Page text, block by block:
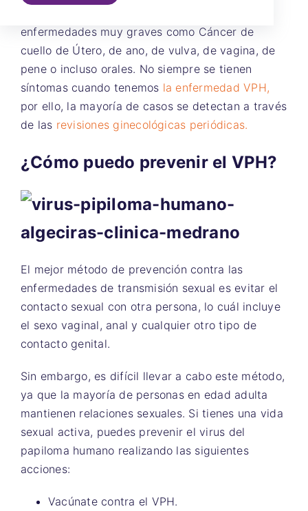
enfermedades muy graves como Cáncer de
cuello de Útero, de ano, de vulva, de vagina, de
pene o incluso orales. No siempre se tienen
síntomas cuando tenemos la enfermedad VPH,
por ello, la mayoría de casos se detectan a través
de las revisiones ginecológicas periódicas.
¿Cómo puedo prevenir el VPH?
El mejor método de prevención contra las
enfermedades de transmisión sexual es evitar el
contacto sexual con otra persona, lo cuál incluye
el sexo vaginal, anal y cualquier otro tipo de
contacto genital.
Sin embargo, es difícil llevar a cabo este método,
ya que la mayoría de personas en edad adulta
mantienen relaciones sexuales. Si tienes una vida
sexual activa, puedes prevenir el virus del
papiloma humano realizando las siguientes
acciones:
Vacúnate contra el VPH.